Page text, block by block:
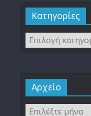
Kατηγορίες
Αρχείο